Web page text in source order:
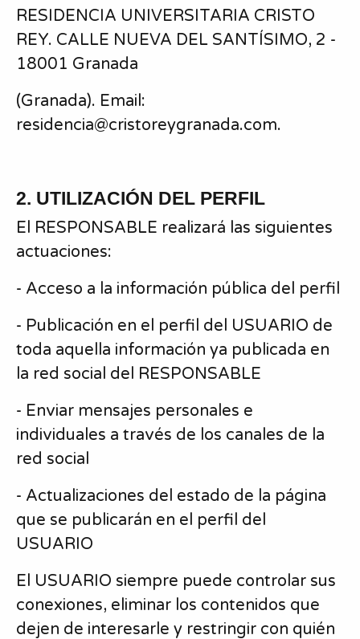
RESIDENCIA UNIVERSITARIA CRISTO
REY. CALLE NUEVA DEL SANTÍSIMO, 2 -
18001 Granada
(Granada). Email:
residencia@cristoreygranada.com.
2. UTILIZACIÓN DEL PERFIL
El RESPONSABLE realizará las siguientes
actuaciones:
- Acceso a la información pública del perfil
- Publicación en el perfil del USUARIO de
toda aquella información ya publicada en
la red social del RESPONSABLE
- Enviar mensajes personales e
individuales a través de los canales de la
red social
- Actualizaciones del estado de la página
que se publicarán en el perfil del
USUARIO
El USUARIO siempre puede controlar sus
conexiones, eliminar los contenidos que
dejen de interesarle y restringir con quién